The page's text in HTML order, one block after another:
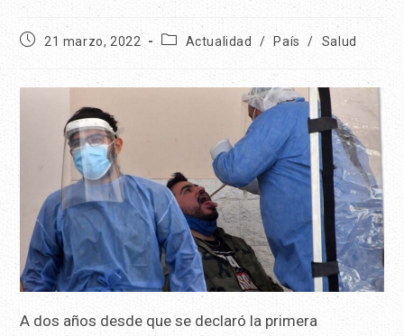
21 marzo, 2022 Actualidad / País / Salud
A dos años desde que se declaró la primera